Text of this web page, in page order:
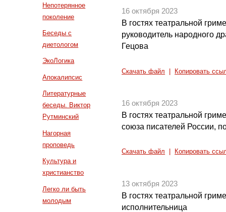
Непотерянное
поколение
Беседы с
диетологом
ЭкоЛогика
Апокалипсис
Литературные
беседы. Виктор
Рутминский
Нагорная
проповедь
Культура и
христианство
Легко ли быть
молодым
16 октября 2023
В гостях театральной
руководитель народного
Гецова
Скачать файл Копировать
16 октября 2023
В гостях театральной
союза писателей России,
Скачать файл Копировать
13 октября 2023
В гостях театральной
исполнительница